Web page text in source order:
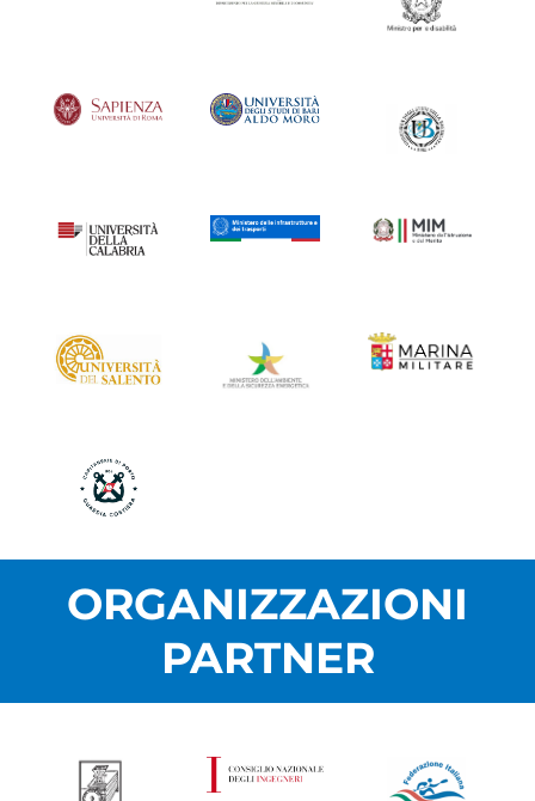
ORGANIZZAZIONI
PARTNER